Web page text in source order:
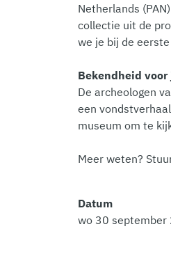
Netherlands
collectie uit de
we je bij de
Bekendheid
De archeologen
een
museum om te
Meer weten?
Datum
wo 30